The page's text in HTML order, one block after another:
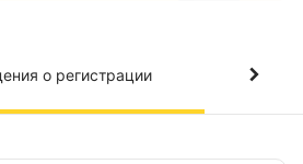
о регистрации